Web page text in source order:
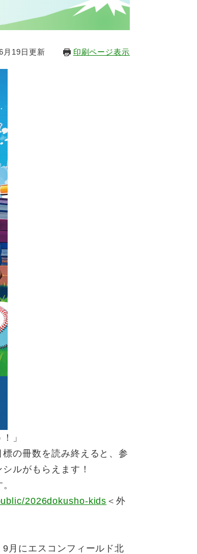
月19日更新 印刷ページ表示
」
の冊数を読み終えると、参
ルがもらえます！
2026dokusho-kids ＜外
月にエスコンフィールド北